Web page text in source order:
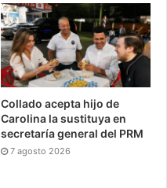
Collado acepta hijo de
Carolina la sustituya en
secretaría general del PRM
7 agosto 2026